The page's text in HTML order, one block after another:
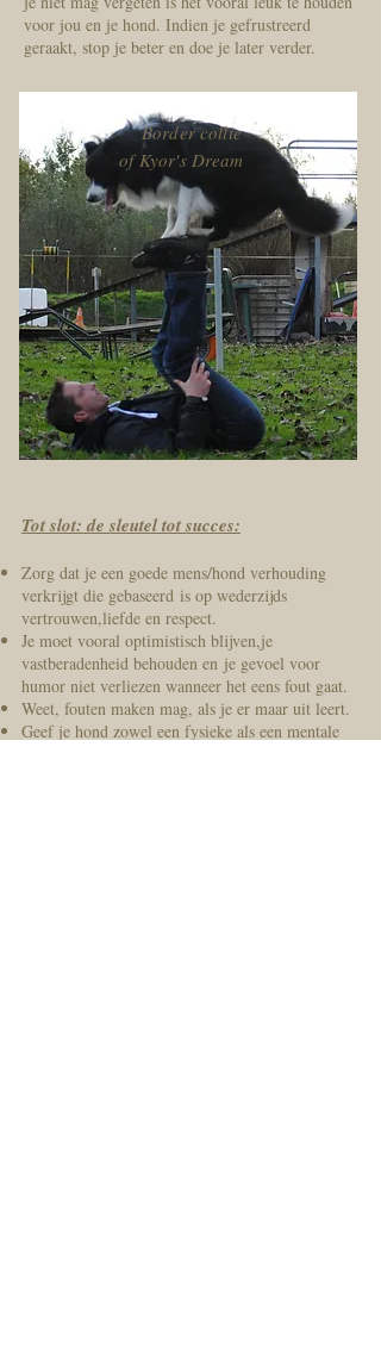
voor jou en je hond. Indien je gefrustreerd
geraakt, stop je beter en doe je later verder.
Border collie
of Kyor's Dream
Tot slot: de sleutel tot succes:
Zorg dat je een goede mens/hond verhouding
verkrijgt die gebaseerd is op wederzijds
vertrouwen,liefde en respect.
Je moet vooral optimistisch blijven,je
vastberadenheid behouden en je gevoel voor
humor niet verliezen wanneer het eens fout gaat.
Weet, fouten maken mag, als je er maar uit leert.
Geef je hond zowel een fysieke als een mentale